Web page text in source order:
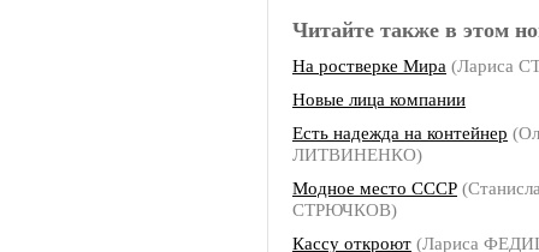
Читайте также в этом
На ростверке Мира (Лариса
Новые лица компании
Есть надежда на контейнер
ЛИТВИНЕНКО)
Модное место СССР
СТРЮЧКОВ)
Кассу откроют (Лариса